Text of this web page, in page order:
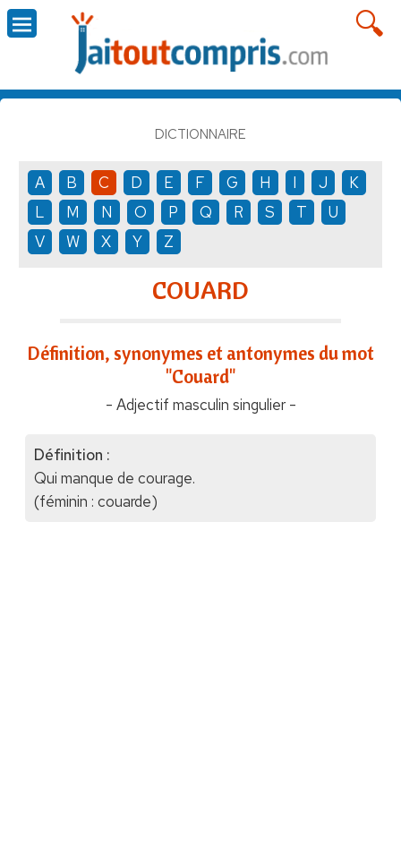
DICTIONNAIRE
A B C D E F G H I J
K
L
M N O P Q R S T
U
V
W X Y Z
COUARD
Définition, synonymes et antonymes du mot
"Couard"
- Adjectif masculin singulier -
Définition :
Qui manque de courage.
(féminin : couarde)